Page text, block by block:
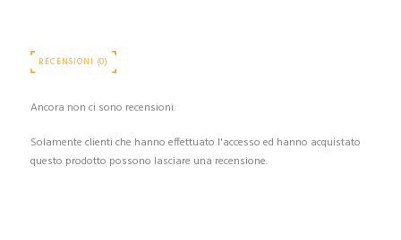
RECENSIONI (0)
Ancora non ci sono recensioni.
Solamente clienti che hanno effettuato l'accesso ed hanno acquistato
questo prodotto possono lasciare una recensione.